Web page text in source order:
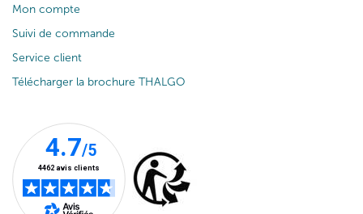
Mon compte
Suivi de commande
Service client
Télécharger la brochure THALGO